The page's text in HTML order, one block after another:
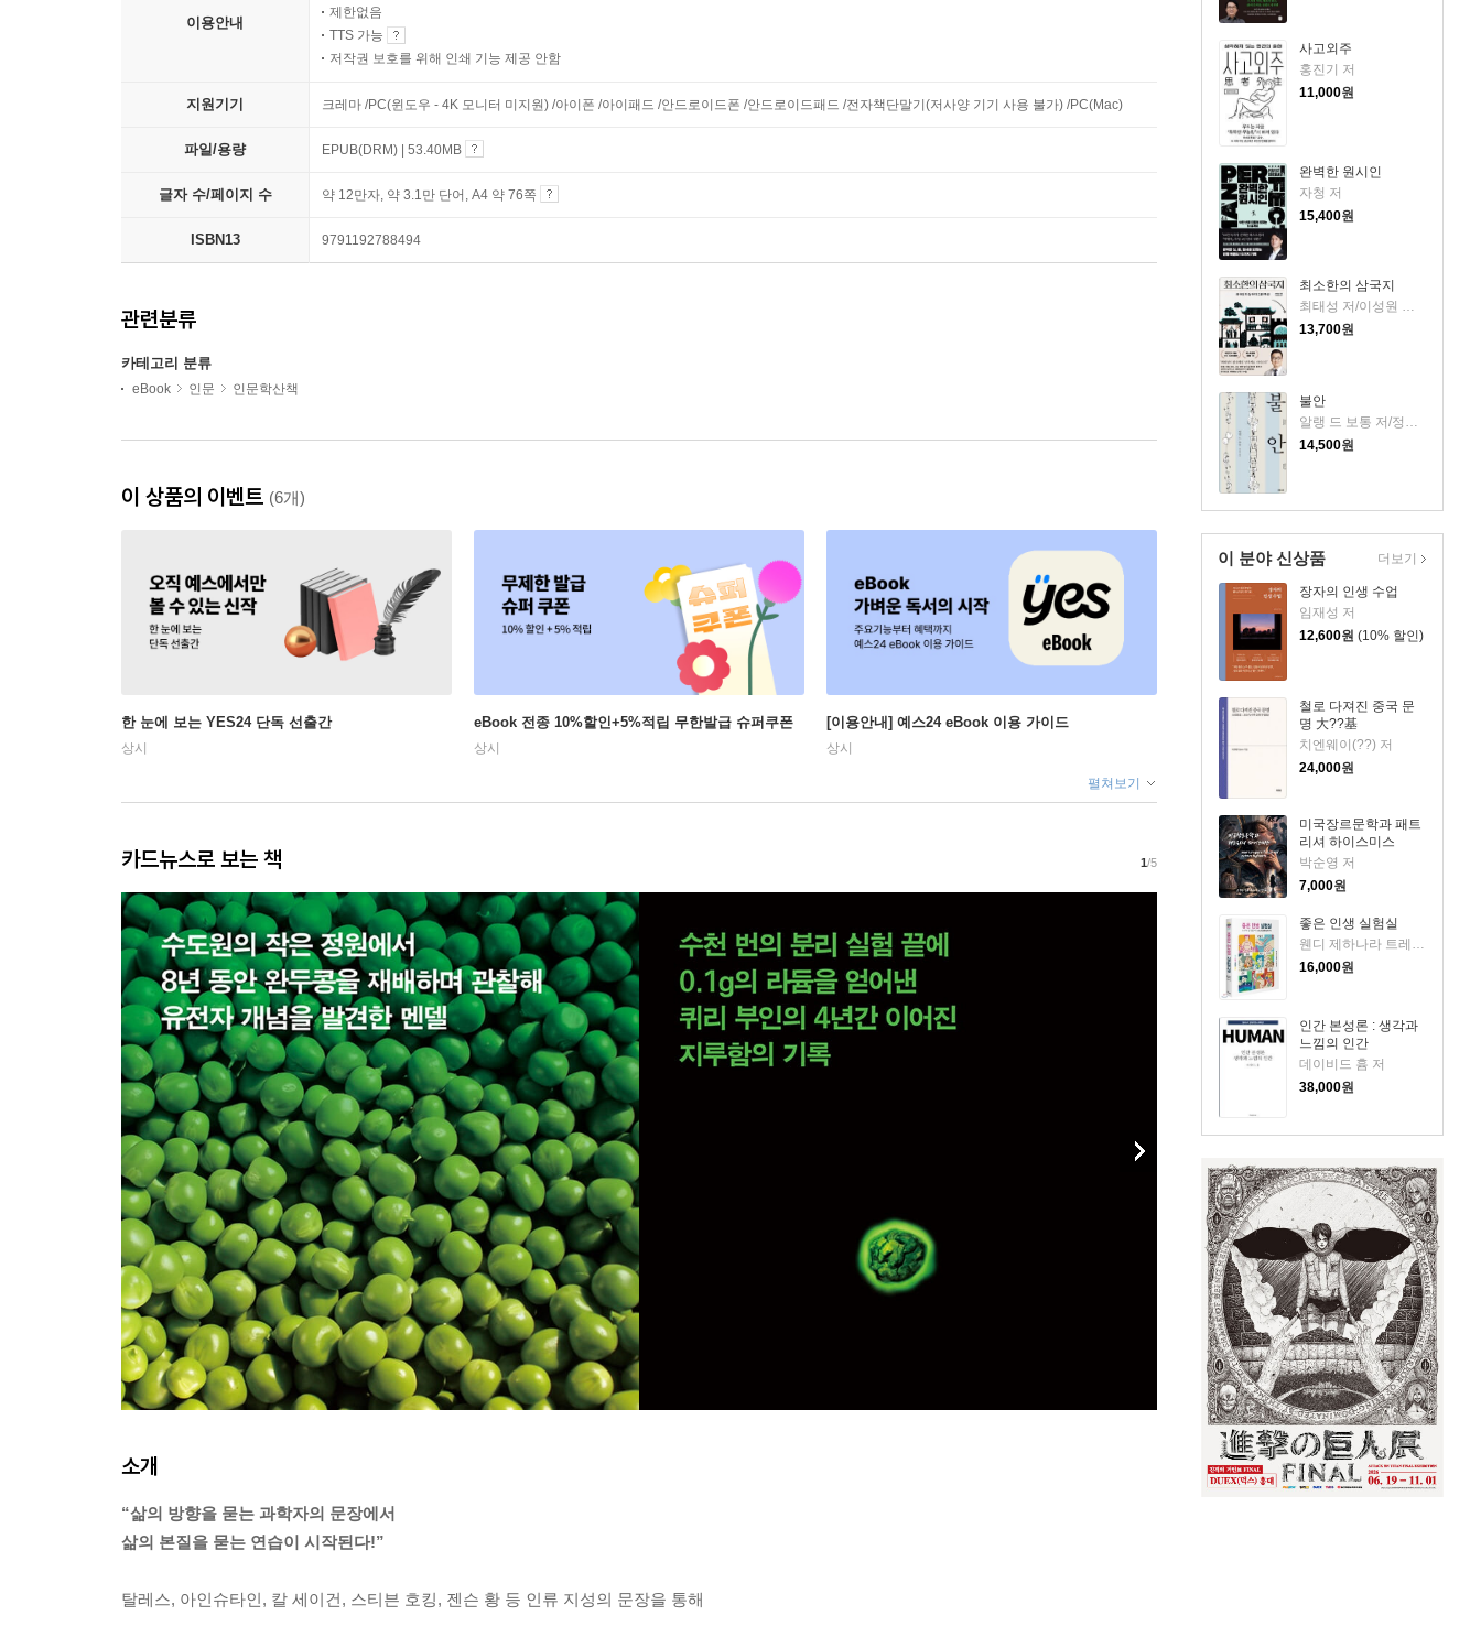
사고외주
홍진기 저
11,000원
완벽한 원시인
자청 저
15,400원
최소한의 삼국지
최태성 저/이성원 감수
13,700원
불안
알랭 드 보통 저/정영목 역
14,500원
이 분야 신상품
장자의 인생 수업
임재성 저
12,600원 (10% 할인)
철로 다져진 중국 문
명 大??基
치엔웨이(??) 저
24,000원
미국장르문학과 패트
리셔 하이스미스
박순영 저
7,000원
좋은 인생 실험실
웬디 제하나라 트레메인 저/황근하 역
16,000원
인간 본성론 : 생각과
느낌의 인간
데이비드 흄 저
38,000원
더보기
이용안내
제한없음
TTS 가능
저작권 보호를 위해 인쇄 기능 제공 안함
지원기기 크레마 /PC(윈도우 - 4K 모니터 미지원) /아이폰 /아이패드 /안드로이드폰 /안드로이드패드 /전자책단말기(저사양 기기 사용 불가) /PC(Mac)
파일/용량 EPUB(DRM) | 53.40MB
글자 수/페이지 수 약 12만자, 약 3.1만 단어, A4 약 76쪽
ISBN13 9791192788494
관련분류
카테고리 분류
eBook 인문 인문학산책
이 상품의 이벤트 (6개)
한 눈에 보는 YES24 단독 선출간
상시
eBook 전종 10%할인+5%적립 무한발급 슈퍼쿠폰
상시
[이용안내] 예스24 eBook 이용 가이드
상시
펼쳐보기
카드뉴스로 보는 책 1/5
소개
“삶의 방향을 묻는 과학자의 문장에서
삶의 본질을 묻는 연습이 시작된다!”
탈레스, 아인슈타인, 칼 세이건, 스티븐 호킹, 젠슨 황 등 인류 지성의 문장을 통해